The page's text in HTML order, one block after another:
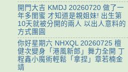
開門大吉 KMDJ 20260720 做了一
年多閨蜜 才知道是親姐妹! 出生第
10天就被分開的兩人 以出人意料的
方式團圓
你好星期六 NHXQL 20260725 檀
健次變身「港風新郎」舞力全開 丁
程鑫小魔術輕鬆「拿捏」章若楠金
靖